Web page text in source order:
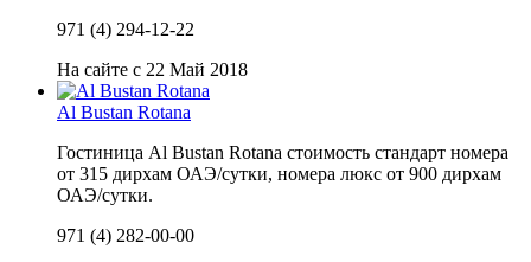
971 (4) 294-12-22
На сайте с 22 Май 2018
Al Bustan Rotana
Гостиница Al Bustan Rotana стоимость стандарт номера
от 315 дирхам ОАЭ/сутки, номера люкс от 900 дирхам
ОАЭ/сутки.
971 (4) 282-00-00